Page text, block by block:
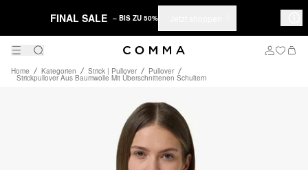
FINAL SALE – BIS ZU 50%
Home Kategorien Strick | Pullover Pullover
Strickpullover Aus Baumwolle Mit Überschnittenen Schultern